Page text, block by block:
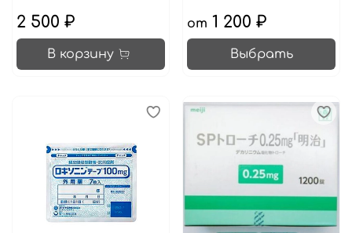
2 500 ₽
В корзину
от 1 200 ₽
Выбрать